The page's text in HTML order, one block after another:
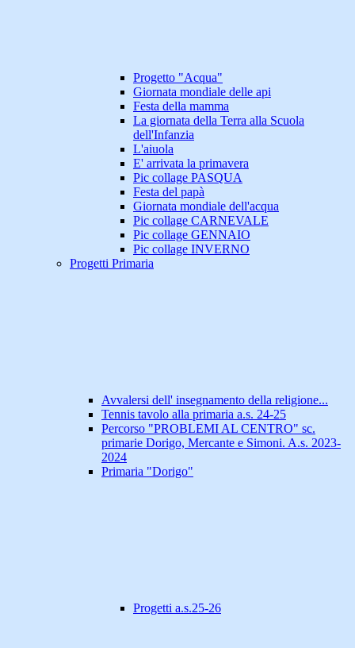
Progetto "Acqua"
Giornata mondiale delle api
Festa della mamma
La giornata della Terra alla Scuola
dell'Infanzia
L'aiuola
E' arrivata la primavera
Pic collage PASQUA
Festa del papà
Giornata mondiale dell'acqua
Pic collage CARNEVALE
Pic collage GENNAIO
Pic collage INVERNO
Progetti Primaria
Avvalersi dell' insegnamento della religione...
Tennis tavolo alla primaria a.s. 24-25
Percorso "PROBLEMI AL CENTRO" sc.
primarie Dorigo, Mercante e Simoni. A.s. 2023-
2024
Primaria "Dorigo"
Progetti a.s.25-26